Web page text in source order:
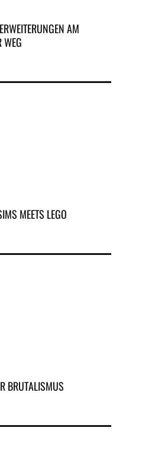
AM
WEG
MEETS LEGO
BRUTALISMUS